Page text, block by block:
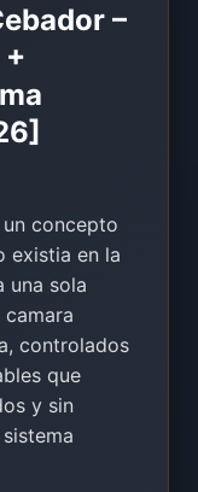
–
concepto
existia en la
una sola
controlados
que
y sin